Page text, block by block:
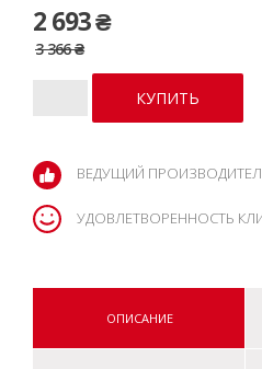
2 693 ₴
3 366 ₴
ВЕДУЩИЙ
УДОВЛЕТВОРЕННОСТЬ
ОПИСАНИЕ